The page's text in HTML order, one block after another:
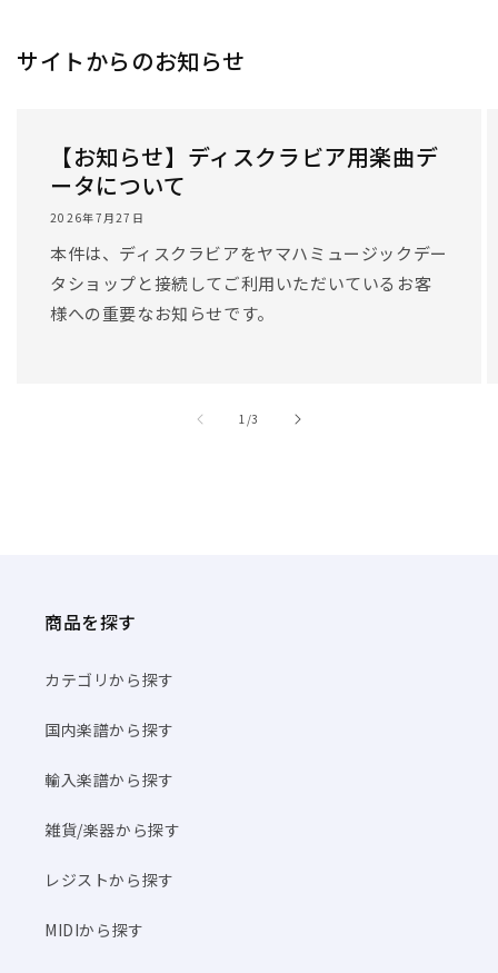
商品を探す
カテゴリから探す
国内楽譜から探す
輸入楽譜から探す
雑貨/楽器から探す
レジストから探す
MIDIから探す